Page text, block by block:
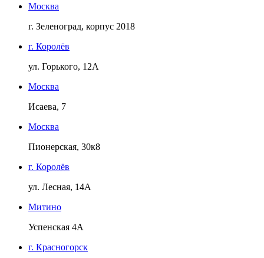
Москва
г. Зеленоград, корпус 2018
г. Королёв
ул. Горького, 12А
Москва
Исаева, 7
Москва
Пионерская, 30к8
г. Королёв
ул. Лесная, 14А
Митино
Успенская 4А
г. Красногорск